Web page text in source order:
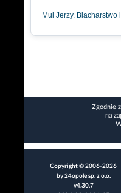
Mul Jerzy.
Zgodnie
na
Copyright © 2006-2026
by 24opole sp. z o.o.
v4.30.7